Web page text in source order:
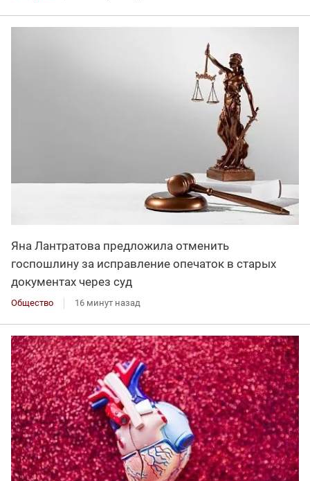
Яна Лантратова предложила отменить
госпошлину за исправление опечаток в старых
документах через суд
Общество 16 минут назад